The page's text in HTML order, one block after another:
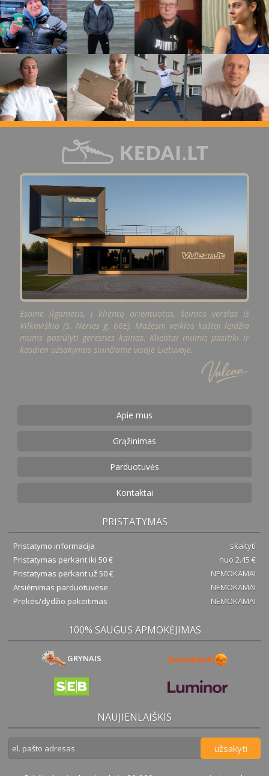
Esame ilgametis, į klientą orientuotas, šeimos verslas iš
Vilkaviškio (S. Nėries g. 66E). Mažesni veiklos kaštai leidžia
mums pasiūlyti geresnes kainas. Klientai mumis pasitiki ir
kasdien užsakymus siunčiame visoje Lietuvoje.
Apie mus
Grąžinimas
Parduotuvės
Kontaktai
PRISTATYMAS
Pristatymo informacija
skaityti
Pristatymas perkant iki 50 €
nuo 2.45 €
Pristatymas perkant už 50 €
NEMOKAMAI
Atsiėmimas parduotuvėse
NEMOKAMAI
Prekės/dydžio pakeitimas
NEMOKAMAI
100% SAUGUS APMOKĖJIMAS
GRYNAIS
NAUJIENLAIŠKIS
užsakyti